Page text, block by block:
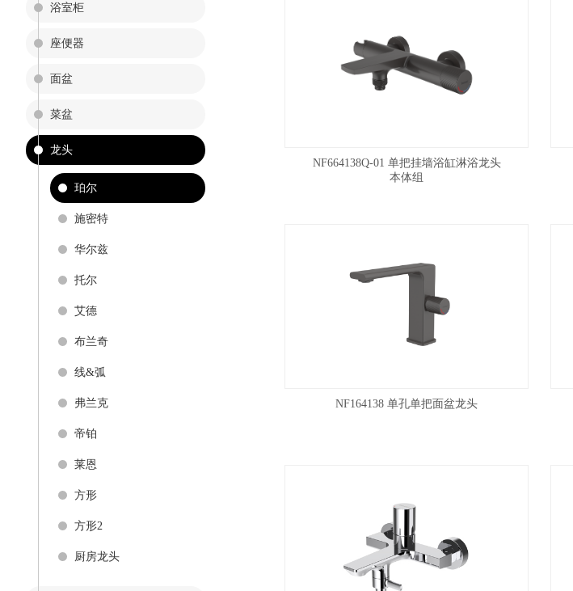
浴室柜
座便器
面盆
菜盆
龙头
珀尔
施密特
华尔兹
托尔
艾德
布兰奇
线&弧
弗兰克
帝铂
莱恩
方形
方形2
厨房龙头
NF664138Q-01 单把挂墙浴缸淋浴龙头
本体组
NF164138 单孔单把面盆龙头